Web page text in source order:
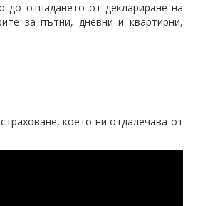
до отпадането от деклариране на
за пътни, дневни и квартирни,
което ни отдалечава от